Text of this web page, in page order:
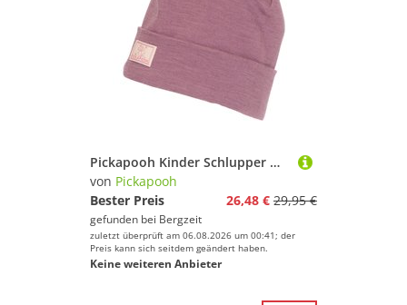
Pickapooh Kinder Schlupper Mütze
von Pickapooh
Bester Preis
26,48 € 29,95 €
gefunden bei Bergzeit
zuletzt überprüft am 06.08.2026 um 00:41; der
Preis kann sich seitdem geändert haben.
Keine weiteren Anbieter